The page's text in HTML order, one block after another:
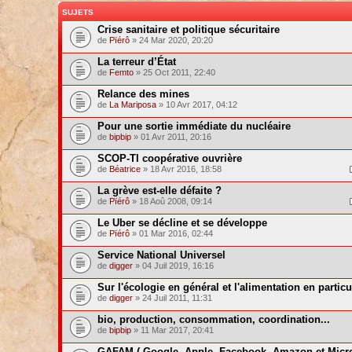
SUJETS
Crise sanitaire et politique sécuritaire
de Pïérô» 24 Mar 2020, 20:20
La terreur d’État
de Femto» 25 Oct 2011, 22:40
Relance des mines
de La Mariposa» 10 Avr 2017, 04:12
Pour une sortie immédiate du nucléaire
de bipbip» 01 Avr 2011, 20:16
SCOP-TI coopérative ouvrière
de Béatrice» 18 Avr 2016, 18:58
La grève est-elle défaite ?
de Pïérô» 18 Aoû 2008, 09:14
Le Uber se décline et se développe
de Pïérô» 01 Mar 2016, 02:44
Service National Universel
de digger» 04 Juil 2019, 16:16
Sur l'écologie en général et l'alimentation en
de digger» 24 Juil 2011, 11:31
bio, production, consommation, coordination...
de bipbip» 11 Mar 2017, 20:41